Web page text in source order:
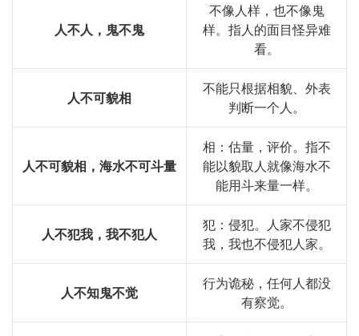
人不人，鬼不鬼
不像人样，也不像鬼
样。指人的面目怪异难
看。
人不可貌相
不能只根据相貌、外表
判断一个人。
人不可貌相，海水不可斗量
相：估量，评价。指不
能以貌取人就像海水不
能用斗来量一样。
人不犯我，我不犯人
犯：侵犯。人家不侵犯
我，我也不侵犯人家。
人不知鬼不觉
行为诡秘，任何人都没
有察觉。